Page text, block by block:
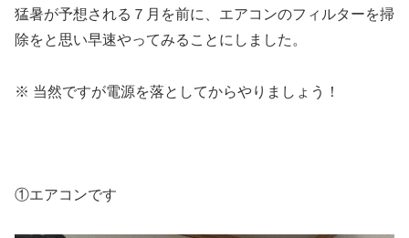
猛暑が予想される７月を前に、エアコンのフィルターを掃
除をと思い早速やってみることにしました。
※ 当然ですが電源を落としてからやりましょう！
①エアコンです